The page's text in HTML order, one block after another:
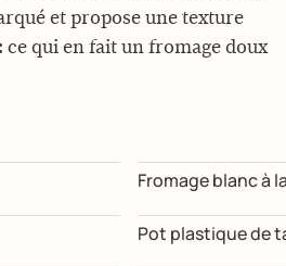
et propose une texture
ce qui en fait un fromage doux
Fromage blanc à
Pot plastique de